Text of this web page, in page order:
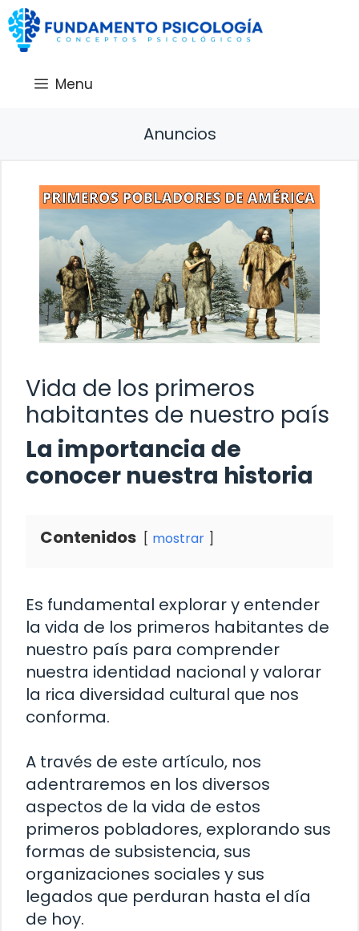
Saltar
al
contenido
Menu
Anuncios
Vida de los primeros
habitantes de nuestro país
La importancia de
conocer nuestra historia
Contenidos mostrar
Es fundamental explorar y entender
la vida de los primeros habitantes de
nuestro país para comprender
nuestra identidad nacional y valorar
la rica diversidad cultural que nos
conforma.
A través de este artículo, nos
adentraremos en los diversos
aspectos de la vida de estos
primeros pobladores, explorando sus
formas de subsistencia, sus
organizaciones sociales y sus
legados que perduran hasta el día
de hoy.